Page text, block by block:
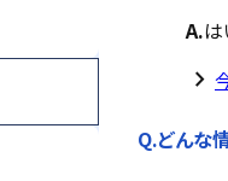
A.は
keyboard_arrow_right
Q.どんな